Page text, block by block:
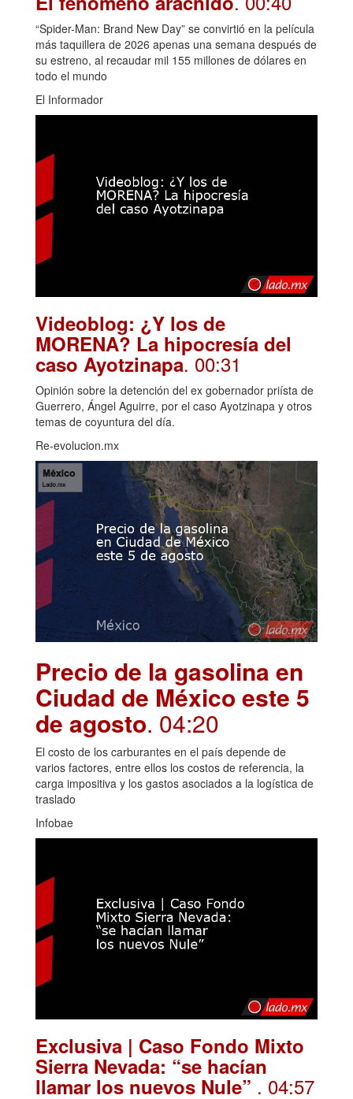
“Spider-Man: Brand New Day” se convirtió en la película
más taquillera de 2026 apenas una semana después de
su estreno, al recaudar mil 155 millones de dólares en
todo el mundo
El Informador
Videoblog: ¿Y los de
MORENA? La hipocresía del
caso Ayotzinapa. 00:31
Opinión sobre la detención del ex gobernador priísta de
Guerrero, Ángel Aguirre, por el caso Ayotzinapa y otros
temas de coyuntura del día.
Re-evolucion.mx
Precio de la gasolina en
Ciudad de México este 5
de agosto. 04:20
El costo de los carburantes en el país depende de
varios factores, entre ellos los costos de referencia, la
carga impositiva y los gastos asociados a la logística de
traslado
Infobae
Exclusiva | Caso Fondo Mixto
Sierra Nevada: “se hacían
llamar los nuevos Nule” . 04:57